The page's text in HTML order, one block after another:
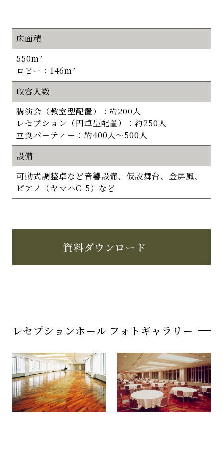
床面積
550m2
ロビー：146m2
収容人数
講演会（教室型配置）：約200人
レセプション（円卓型配置）：約250人
立食パーティー：約400人～500人
設備
可動式調整卓など音響設備、仮設舞台、金屏風、
ピアノ（ヤマハC-5）など
資料ダウンロード
レセプションホール フォトギャラリー